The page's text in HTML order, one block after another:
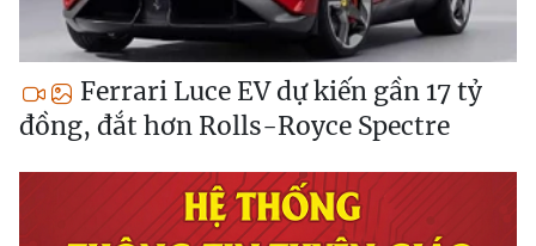
Ferrari Luce EV dự kiến gần 17 tỷ
đồng, đắt hơn Rolls-Royce Spectre